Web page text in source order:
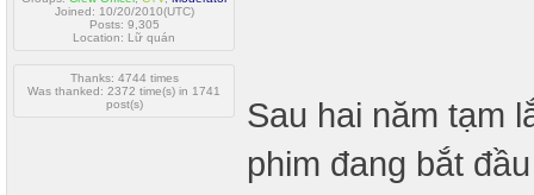
Joined: 10/20/2010(UTC)
Posts: 9,305
Location: Lữ quán
Thanks: 4744 times
Was thanked: 2372 time(s) in 1741
post(s)
Sau hai năm tạm
phim đang bắt